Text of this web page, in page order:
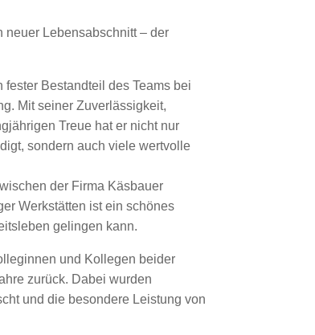
neuer Lebensabschnitt – der
Bestandteil des Teams bei
Mit seiner Zuverlässigkeit,
Treue hat er nicht nur
sondern auch viele wertvolle
der Firma Käsbauer
Werkstätten ist ein schönes
gelingen kann.
und Kollegen beider
zurück. Dabei wurden
und die besondere Leistung von